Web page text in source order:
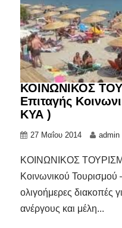
ΚΟΙΝΩΝΙΚΟΣ
Επιταγής
ΚΥΑ )
27 Μαΐου 2014 admin
ΚΟΙΝΩΝΙΚΟΣ
Κοινωνικού
ολιγοήμερες διακοπές
ανέργους και μέλη...